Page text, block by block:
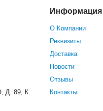
Д. 89, К.
Информация
О Компании
Реквизиты
Доставка
Новости
Отзывы
Контакты